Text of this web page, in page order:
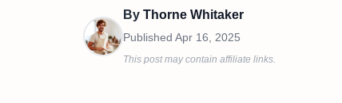
By Thorne Whitaker
Published Apr 16, 2025
This post may contain affiliate links.